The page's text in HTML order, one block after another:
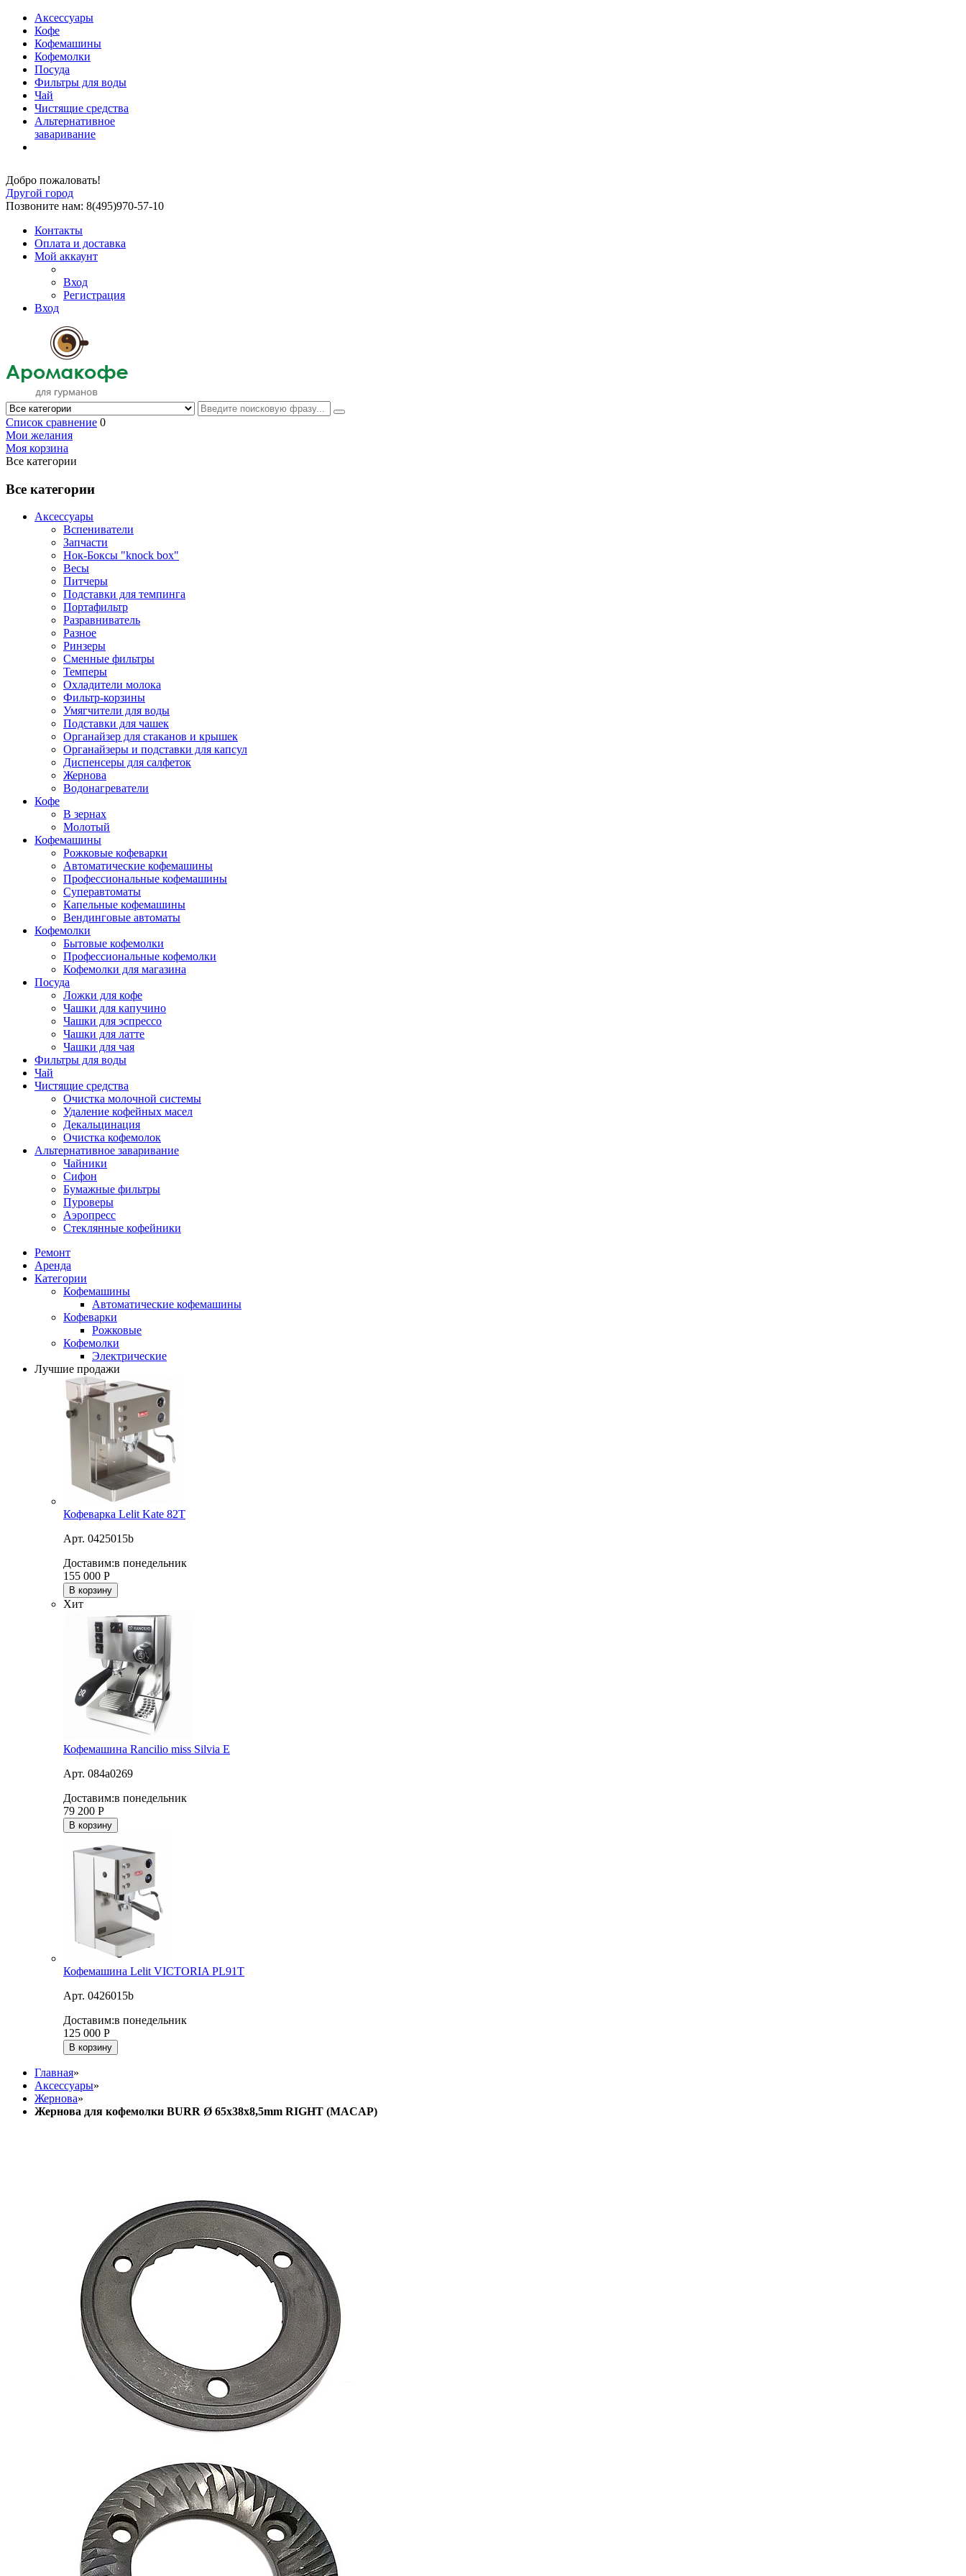
Аксессуары
Кофе
Кофемашины
Кофемолки
Посуда
Фильтры для воды
Чай
Чистящие средства
Альтернативное
заваривание
Добро пожаловать!
Другой город
Позвоните нам: 8(495)970-57-10
Контакты
Оплата и доставка
Мой аккаунт
Вход
Регистрация
Вход
Список сравнение 0
Мои желания
Моя корзина
Все категории
Все категории
Аксессуары
Вспениватели
Запчасти
Нок-Боксы "knock box"
Весы
Питчеры
Подставки для темпинга
Портафильтр
Разравниватель
Разное
Ринзеры
Сменные фильтры
Темперы
Охладители молока
Фильтр-корзины
Умягчители для воды
Подставки для чашек
Органайзер для стаканов и крышек
Органайзеры и подставки для капсул
Диспенсеры для салфеток
Жернова
Водонагреватели
Кофе
В зернах
Молотый
Кофемашины
Рожковые кофеварки
Автоматические кофемашины
Профессиональные кофемашины
Суперавтоматы
Капельные кофемашины
Вендинговые автоматы
Кофемолки
Бытовые кофемолки
Профессиональные кофемолки
Кофемолки для магазина
Посуда
Ложки для кофе
Чашки для капучино
Чашки для эспрессо
Чашки для латте
Чашки для чая
Фильтры для воды
Чай
Чистящие средства
Очистка молочной системы
Удаление кофейных масел
Декальцинация
Очистка кофемолок
Альтернативное заваривание
Чайники
Сифон
Бумажные фильтры
Пуроверы
Аэропресс
Стеклянные кофейники
Ремонт
Аренда
Категории
Кофемашины
Автоматические кофемашины
Кофеварки
Рожковые
Кофемолки
Электрические
Лучшие продажи
Кофеварка Lelit Kate 82T
Арт. 0425015b
Доставим:в понедельник
155 000 Р
В корзину
Хит
Кофемашина Rancilio miss Silvia E
Арт. 084a0269
Доставим:в понедельник
79 200 Р
В корзину
Кофемашина Lelit VICTORIA PL91T
Арт. 0426015b
Доставим:в понедельник
125 000 Р
В корзину
Главная»
Аксессуары»
Жернова»
Жернова для кофемолки BURR Ø 65x38x8,5mm RIGHT (MACAP)